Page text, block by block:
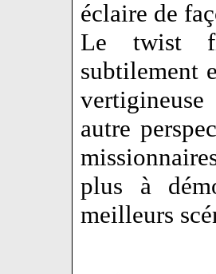
éclaire de
Le twist
subtilement
autre
plus à
meilleurs